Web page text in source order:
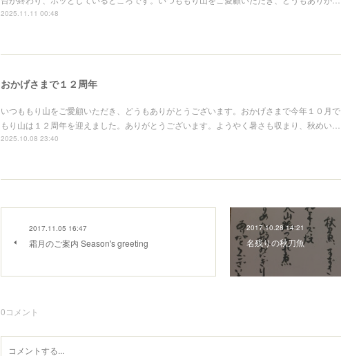
2025.11.11 00:48
おかげさまで１２周年
いつももり山をご愛顧いただき、どうもありがとうございます。おかげさまで今年１０月で
もり山は１２周年を迎えました。ありがとうございます。ようやく暑さも収まり、秋めい…
2025.10.08 23:40
2017.11.05 16:47
霜月のご案内 Season's greeting
2017.10.28 14:21
名残りの秋刀魚
0コメント